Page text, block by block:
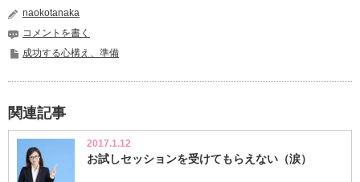
naokotanaka
コメントを書く
成功する心構え、準備
関連記事
2017.1.12
お試しセッションを受けてもらえない（涙）